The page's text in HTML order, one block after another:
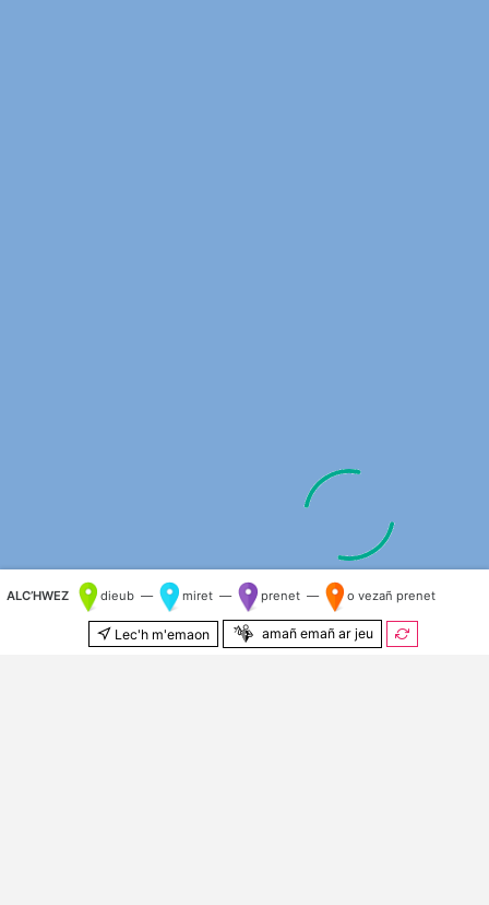
ALC’HWEZ dieub — miret — prenet — o vezañ prenet
Lec'h m'emaon amañ emañ ar jeu